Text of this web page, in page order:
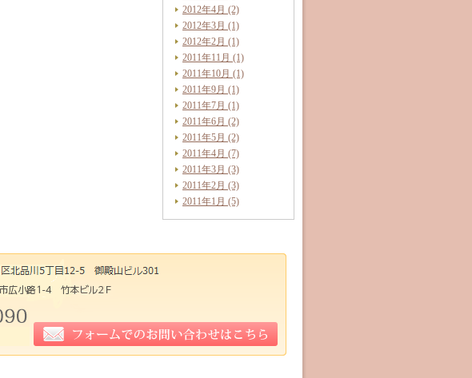
2012年4月 (2)
2012年3月 (1)
2012年2月 (1)
2011年11月 (1)
2011年10月 (1)
2011年9月 (1)
2011年7月 (1)
2011年6月 (2)
2011年5月 (2)
2011年4月 (7)
2011年3月 (3)
2011年2月 (3)
2011年1月 (5)